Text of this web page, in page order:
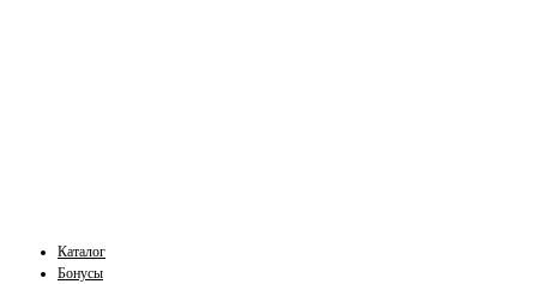
Каталог
Бонусы